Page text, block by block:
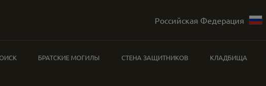
Российская Федерация
БРАТСКИЕ МОГИЛЫ СТЕНА ЗАЩИТНИКОВ КЛАДБИЩА